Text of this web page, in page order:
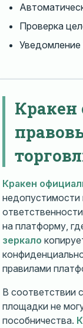
Проверка
Уведомление
Кракен
Кракен
недопустимости
на платформу,
зеркало
правилами
В соответствии
площадки не
пособничества.